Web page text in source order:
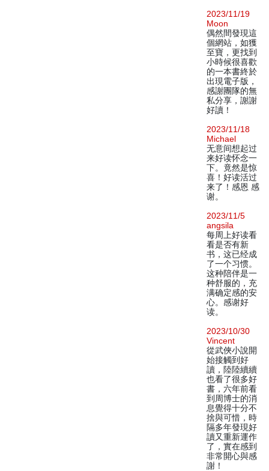
2023/11/19
Moon
偶然間發現這
個網站，如獲
至寶，更找到
小時候很喜歡
的一本書終於
出現電子版，
感謝團隊的無
私分享，謝謝
好讀！
2023/11/18
Michael
无意间想起过
来好读怀念一
下。竟然是惊
喜！好读活过
来了！感恩 感
谢。
2023/11/5
angsila
每周上好读看
看是否有新
书，这已经成
了一个习惯。
这种陪伴是一
种舒服的，充
满确定感的安
心。感谢好
读。
2023/10/30
Vincent
從武俠小說開
始接觸到好
讀，陸陸續續
也看了很多好
書，六年前看
到周博士的消
息覺得十分不
捨與可惜，時
隔多年發現好
讀又重新運作
了，實在感到
非常開心與感
謝！